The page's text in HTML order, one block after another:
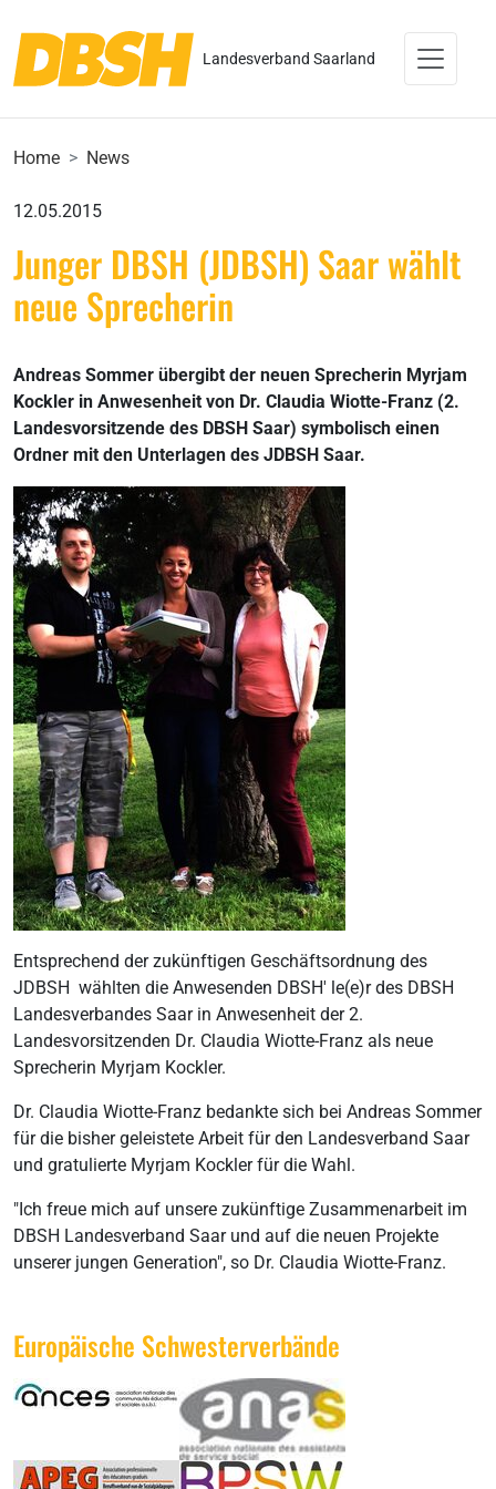
Landesverband Saarland
Home News
12.05.2015
Junger DBSH (JDBSH) Saar wählt
neue Sprecherin
Andreas Sommer übergibt der neuen Sprecherin Myrjam
Kockler in Anwesenheit von Dr. Claudia Wiotte-Franz (2.
Landesvorsitzende des DBSH Saar) symbolisch einen
Ordner mit den Unterlagen des JDBSH Saar.
Entsprechend der zukünftigen Geschäftsordnung des
JDBSH wählten die Anwesenden DBSH' le(e)r des DBSH
Landesverbandes Saar in Anwesenheit der 2.
Landesvorsitzenden Dr. Claudia Wiotte-Franz als neue
Sprecherin Myrjam Kockler.
Dr. Claudia Wiotte-Franz bedankte sich bei Andreas Sommer
für die bisher geleistete Arbeit für den Landesverband Saar
und gratulierte Myrjam Kockler für die Wahl.
"Ich freue mich auf unsere zukünftige Zusammenarbeit im
DBSH Landesverband Saar und auf die neuen Projekte
unserer jungen Generation", so Dr. Claudia Wiotte-Franz.
Europäische Schwesterverbände